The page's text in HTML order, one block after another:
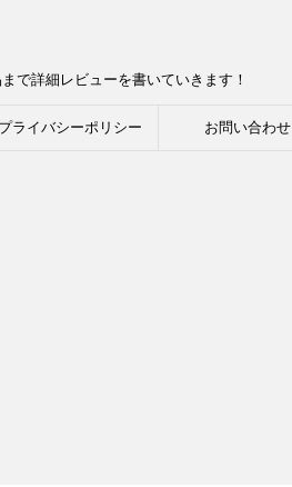
で詳細レビューを書いていきます！
プライバシーポリシー お問い合わせ